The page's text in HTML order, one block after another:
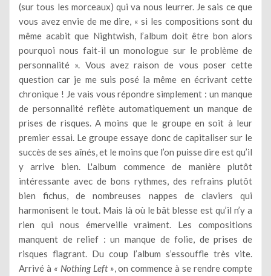
(sur tous les morceaux) qui va nous leurrer. Je sais ce que
vous avez envie de me dire, « si les compositions sont du
même acabit que Nightwish, l’album doit être bon alors
pourquoi nous fait-il un monologue sur le problème de
personnalité ». Vous avez raison de vous poser cette
question car je me suis posé la même en écrivant cette
chronique ! Je vais vous répondre simplement : un manque
de personnalité reflète automatiquement un manque de
prises de risques. A moins que le groupe en soit à leur
premier essai. Le groupe essaye donc de capitaliser sur le
succès de ses aînés, et le moins que l’on puisse dire est qu’il
y arrive bien. L'album commence de manière plutôt
intéressante avec de bons rythmes, des refrains plutôt
bien fichus, de nombreuses nappes de claviers qui
harmonisent le tout. Mais là où le bât blesse est qu’il n’y a
rien qui nous émerveille vraiment. Les compositions
manquent de relief : un manque de folie, de prises de
risques flagrant. Du coup l’album s’essouffle très vite.
Arrivé à « Nothing Left », on commence à se rendre compte